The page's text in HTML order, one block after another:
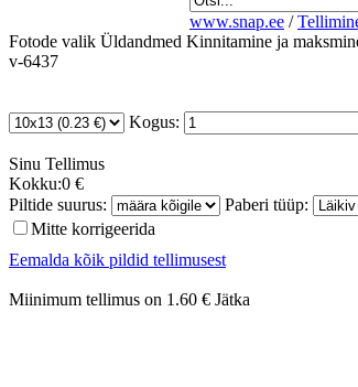
www.snap.ee /
Fotode valik Üldandmed Kinnitamine ja
v-6437
Kogus:
Sinu Tellimus
Kokku:0 €
Piltide suurus:
Paberi tüüp:
Mitte korrigeerida
Eemalda kõik pildid tellimusest
Miinimum tellimus on 1.60 € Jätka